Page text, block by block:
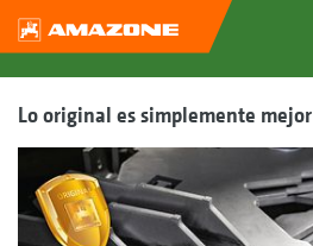
Lo original es simplemente mejor